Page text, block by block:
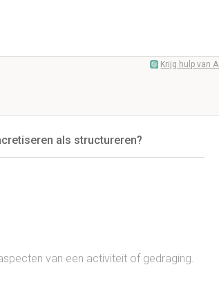
Krijg hulp van AI
als structureren?
van een activiteit of gedraging.